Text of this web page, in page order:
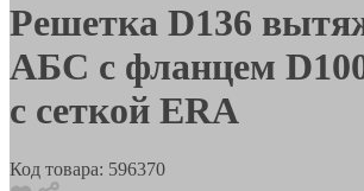
Решетка D136
АБС с фланцем
с сеткой ERA
Код товара: 596370